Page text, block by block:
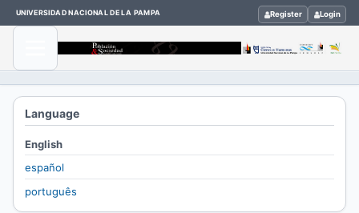
UNIVERSIDAD NACIONAL DE LA PAMPA Register Login
Home
Archives
Vol. 22
Language
English
español
português